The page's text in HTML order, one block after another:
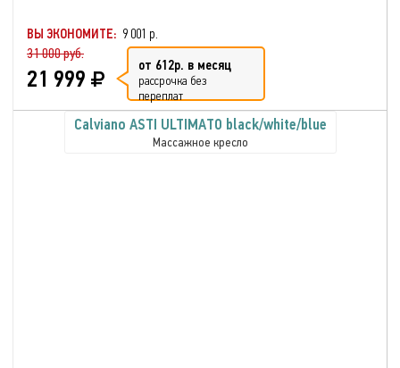
ВЫ ЭКОНОМИТЕ: 9 001 р.
31 000 руб.
21 999 от 612р. в месяц
рассрочка без
переплат
Calviano ASTI ULTIMATO black/white/blue
Массажное кресло